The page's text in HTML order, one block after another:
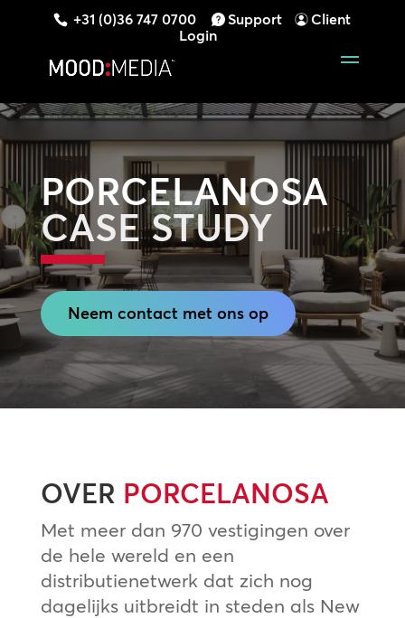
+31 (0)36 747 0700 Support
Client
Login
PORCELANOSA
CASE STUDY
Neem contact met ons op
OVER PORCELANOSA
Met meer dan 970 vestigingen over
de hele wereld en een
distributienetwerk dat zich nog
dagelijks uitbreidt in steden als New